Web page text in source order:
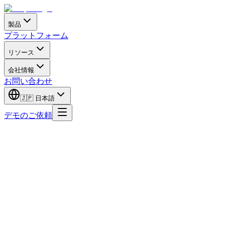
製品
プラットフォーム
リソース
会社情報
お問い合わせ
🇯🇵 日本語
デモのご依頼